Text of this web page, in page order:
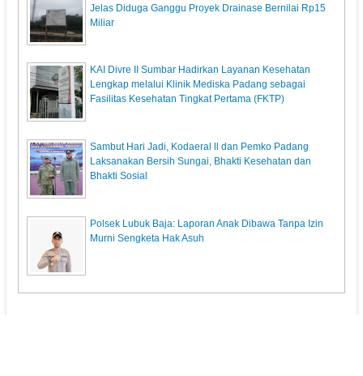
Jelas Diduga Ganggu Proyek Drainase Bernilai Rp15
Miliar
KAI Divre II Sumbar Hadirkan Layanan Kesehatan
Lengkap melalui Klinik Mediska Padang sebagai
Fasilitas Kesehatan Tingkat Pertama (FKTP)
Sambut Hari Jadi, Kodaeral ll dan Pemko Padang
Laksanakan Bersih Sungai, Bhakti Kesehatan dan
Bhakti Sosial
Polsek Lubuk Baja: Laporan Anak Dibawa Tanpa Izin
Murni Sengketa Hak Asuh